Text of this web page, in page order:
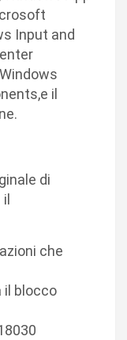
Input and
il
di
il
che
il blocco